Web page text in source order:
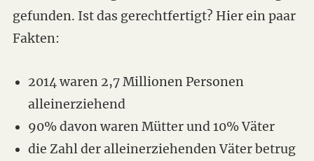
gefunden. Ist das gerechtfertigt? Hier ein paar
Fakten:
2014 waren 2,7 Millionen Personen
alleinerziehend
90% davon waren Mütter und 10% Väter
die Zahl der alleinerziehenden Väter betrug